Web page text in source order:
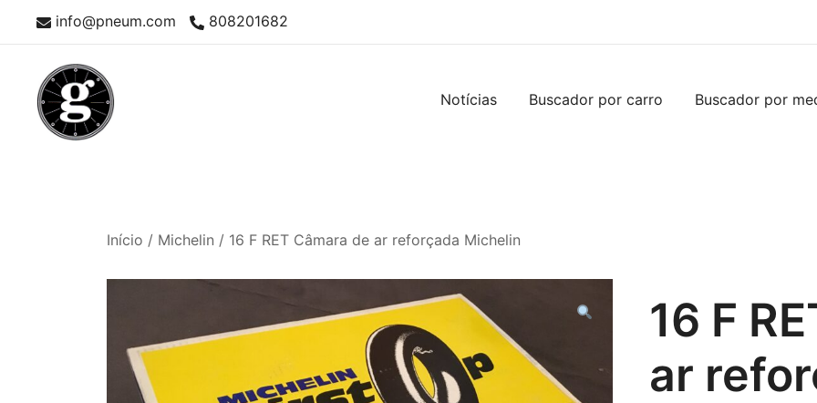
info@pneum.com 808201682
Notícias Buscador por carro Buscador por
Início / Michelin / 16 F RET Câmara de ar reforçada Michelin
16 F
ar